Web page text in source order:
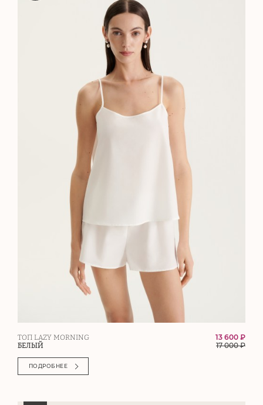
ТОП LAZY MORNING
БЕЛЫЙ
13 600 ₽
17 000₽
ПОДРОБНЕЕ